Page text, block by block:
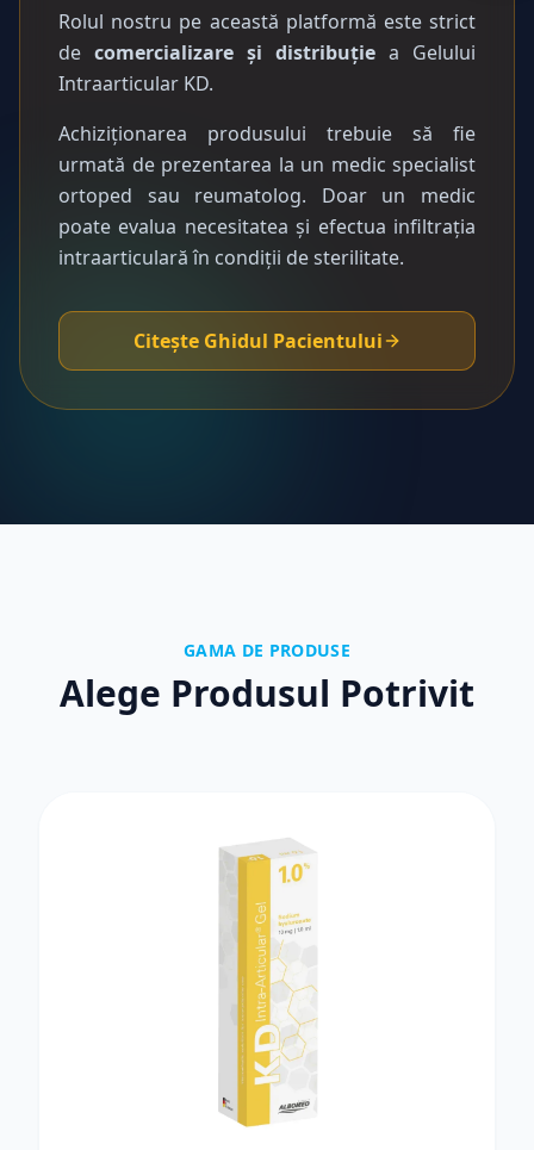
Rolul nostru pe această platformă este strict
de comercializare și distribuție a Gelului
Intraarticular KD.
Achiziționarea produsului trebuie să fie
urmată de prezentarea la un medic specialist
ortoped sau reumatolog. Doar un medic
poate evalua necesitatea și efectua infiltrația
intraarticulară în condiții de sterilitate.
Citește Ghidul Pacientului
GAMA DE PRODUSE
Alege Produsul Potrivit